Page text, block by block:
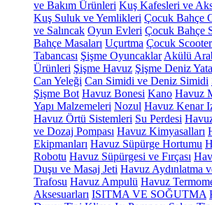
ve Bakım Ürünleri Kuş Kafesleri ve
Kuş Suluk ve Yemlikleri Çocuk Bahçe
ve Salıncak Oyun Evleri Çocuk Bahçe
Bahçe Masaları Uçurtma Çocuk Scooter
Tabancası Şişme Oyuncaklar Akülü
Ürünleri Şişme Havuz Şişme Deniz
Can Yeleği Can Simidi ve Deniz Simidi
Şişme Bot Havuz Bonesi Kano Havuz
Yapı Malzemeleri Nozul Havuz Kenar
Havuz Örtü Sistemleri Su Perdesi
ve Dozaj Pompası Havuz Kimyasalları
Ekipmanları Havuz Süpürge Hortumu
Robotu Havuz Süpürgesi ve Fırçası
Duşu ve Masaj Jeti Havuz Aydınlatma
Trafosu Havuz Ampulü Havuz
Aksesuarları ISITMA VE SOĞUTMA